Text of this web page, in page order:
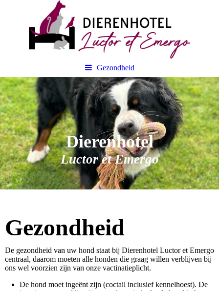
Gezondheid
Dierenhotel
Luctor et Emergo
Gezondheid
De gezondheid van uw hond staat bij Dierenhotel Luctor et Emergo
centraal, daarom moeten alle honden die graag willen verblijven bij
ons wel voorzien zijn van onze vactinatieplicht.
De hond moet ingeënt zijn (coctail inclusief kennelhoest). De